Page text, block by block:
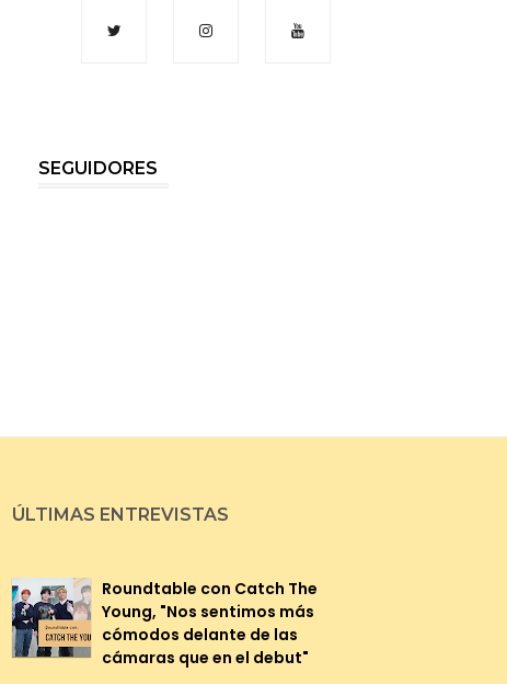
SEGUIDORES
ÚLTIMAS ENTREVISTAS
Roundtable con Catch The
Young, "Nos sentimos más
cómodos delante de las
cámaras que en el debut"